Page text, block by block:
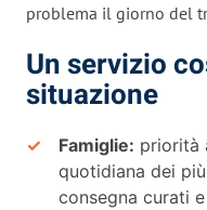
problema il giorno del
Un servizio
situazione
Famiglie: priorità
quotidiana dei
consegna curati